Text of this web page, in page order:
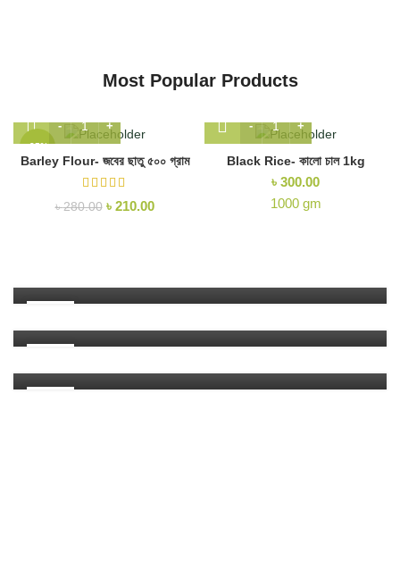
Most Popular Products
-25%
Barley Flour- জবের ছাতু ৫০০ গ্রাম
৳280.00 ৳ 210.00
Black Rice- কালো চাল 1kg
৳ 300.00
1000 gm
কেন খাবেন লাল চাল?
কালোজিরার ঔষধি গুন